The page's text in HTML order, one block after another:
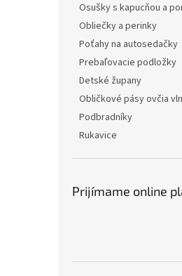
Osušky s kapucňou a
Obliečky a perinky
Poťahy na autosedačky
Prebaľovacie podložky
Detské župany
Obličkové pásy ovčia
Podbradníky
Rukavice
Prijímame online